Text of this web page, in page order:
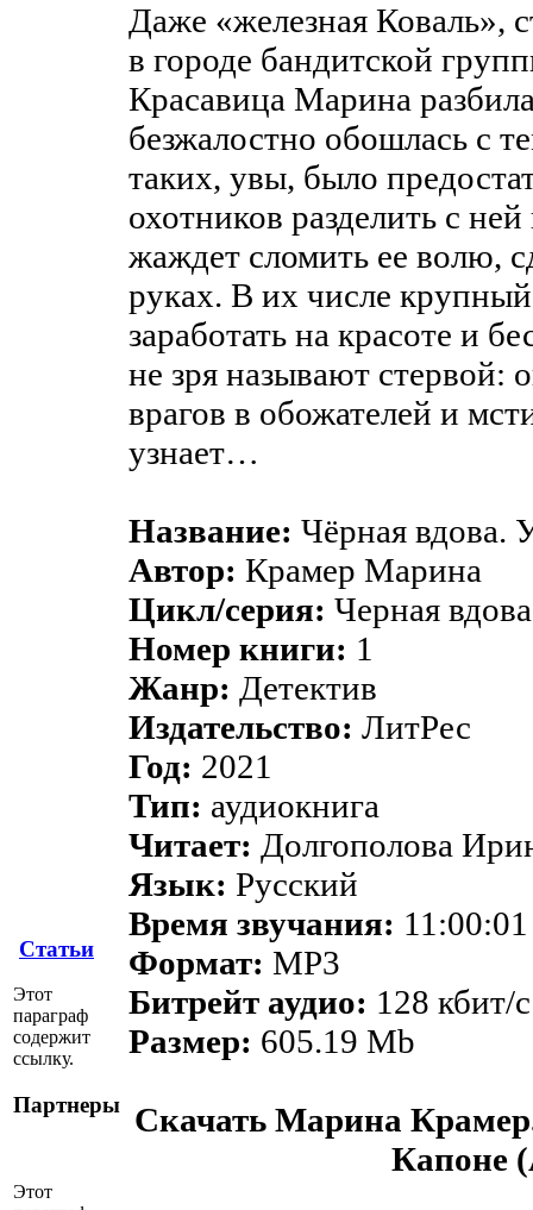
Статьи
Этот
параграф
содержит
ссылку.
Партнеры
Этот
Даже «железная Коваль»,
в городе бандитской
Красавица Марина
безжалостно обошлась с
таких, увы, было
охотников разделить с
жаждет сломить ее волю,
руках. В их числе
заработать на красоте и
не зря называют стервой:
врагов в обожателей и
узнает…
Название: Чёрная вдова.
Автор: Крамер Марина
Цикл/серия: Черная
Номер книги: 1
Жанр: Детектив
Издательство: ЛитРес
Год: 2021
Тип: аудиокнига
Читает: Долгополова
Язык: Русский
Время звучания: 11:00:01
Формат: MP3
Битрейт аудио: 128 кбит/c
Размер: 605.19 Mb
Скачать Марина
Капоне